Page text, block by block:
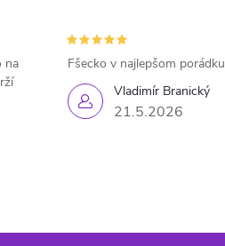
na
Vladimír Branický
21.5.2026
Fšecko v najlepšom porádku